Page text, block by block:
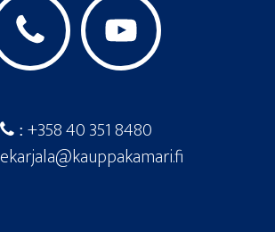
: +358 40 351 8480
ekarjala@kauppakamari.fi